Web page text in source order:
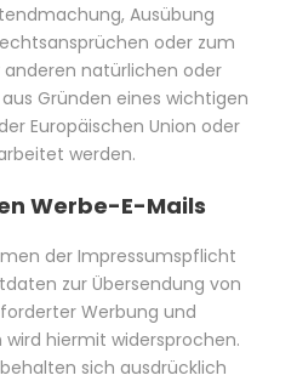
Ausübung
oder zum
natürlichen oder
Gründen eines wichtigen
Europäischen Union oder
werden.
Werbe-E-Mails
der Impressumspflicht
zur Übersendung von
Werbung und
hiermit widersprochen.
sich ausdrücklich